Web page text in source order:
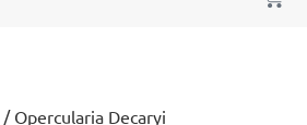
/ Opercularia Decaryi